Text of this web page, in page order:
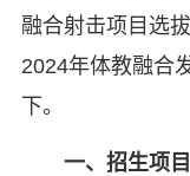
融合射击项目选
2024年体教融合
下。
一、招生项目